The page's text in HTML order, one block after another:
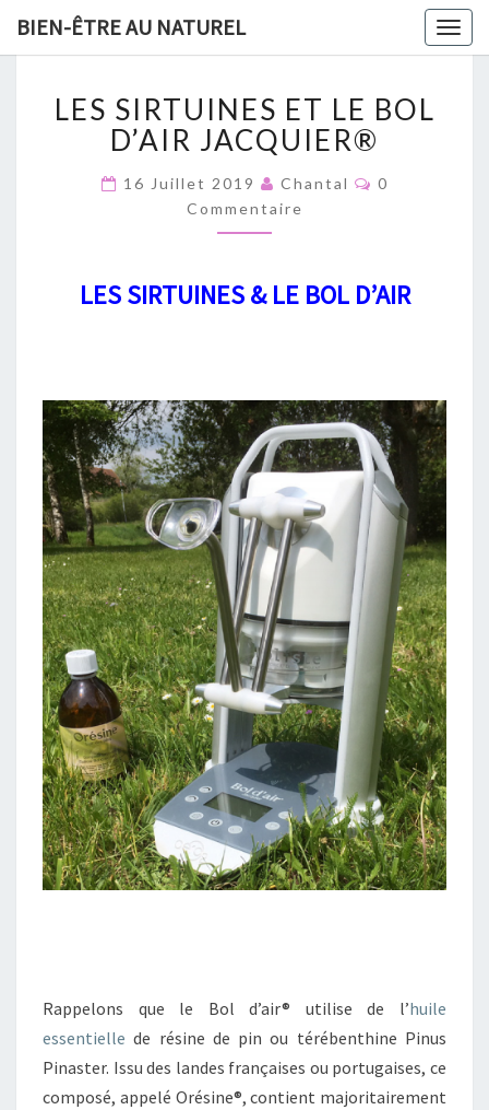
BIEN-ÊTRE AU NATUREL
E
S
S
I
R
T
N
T
L
E
B
O
L
D
’
A
I
R
J
A
C
Q
U
I
E
R
®
LES SIRTUINES ET LE BOL
D’AIR JACQUIER®
16 Juillet 2019 Chantal
C
O
A
I
0
Commentaire
LES SIRTUINES & LE BOL D’AIR
Rappelons que le Bol d’air® utilise de l’huile
essentielle de résine de pin ou térébenthine Pinus
Pinaster. Issu des landes françaises ou portugaises, ce
composé, appelé Orésine®, contient majoritairement
GRATUIT :19 Méthodes
naturelles pour lutter contre les
immunité​
ENVOYEZ MOI L'EBOOK
x